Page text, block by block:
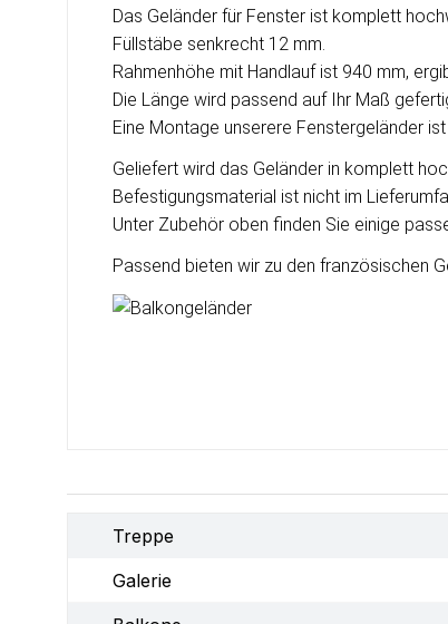
Das Geländer für Fenster ist komplett
Füllstäbe senkrecht 12 mm.
Rahmenhöhe mit Handlauf ist 940 mm,
Die Länge wird passend auf Ihr Maß
Eine Montage unserere Fenstergeländer
Geliefert wird das Geländer in komplett
Befestigungsmaterial ist nicht im
Unter Zubehör oben finden Sie einige
Passend bieten wir zu den französischen
Treppe
Galerie